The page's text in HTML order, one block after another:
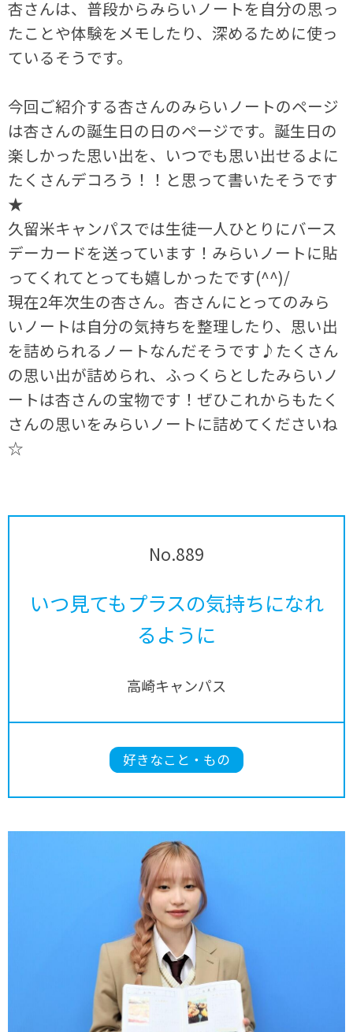
杏さんは、普段からみらいノートを自分の思っ
たことや体験をメモしたり、深めるために使っ
ているそうです。
今回ご紹介する杏さんのみらいノートのページ
は杏さんの誕生日の日のページです。誕生日の
楽しかった思い出を、いつでも思い出せるよに
たくさんデコろう！！と思って書いたそうです
★
久留米キャンパスでは生徒一人ひとりにバース
デーカードを送っています！みらいノートに貼
ってくれてとっても嬉しかったです(^^)/
現在2年次生の杏さん。杏さんにとってのみら
いノートは自分の気持ちを整理したり、思い出
を詰められるノートなんだそうです♪たくさん
の思い出が詰められ、ふっくらとしたみらいノ
ートは杏さんの宝物です！ぜひこれからもたく
さんの思いをみらいノートに詰めてくださいね
☆
No.889
いつ見てもプラスの気持ちになれ
るように
高崎キャンパス
好きなこと・もの